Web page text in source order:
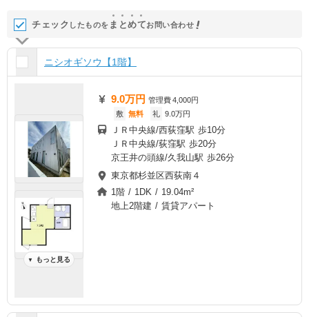
チェック したものを ま とめてお問い合わせ
ニシオギソウ【1階】
▼ もっと見る
9.0万円 管理費4,000円
敷 無料 礼 9.0万円
ＪＲ中央線/西荻窪駅 歩10分
ＪＲ中央線/荻窪駅 歩20分
京王井の頭線/久我山駅 歩26分
東京都杉並区西荻南４
1階 / 1DK / 19.04m²
地上2階建 / 賃貸アパート